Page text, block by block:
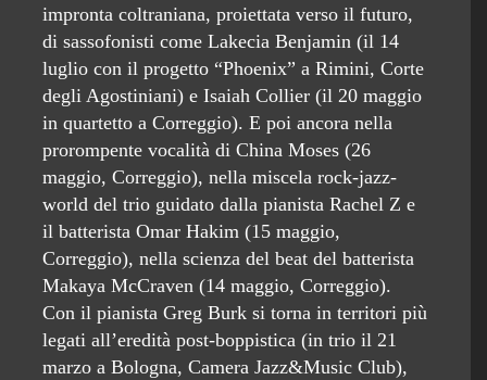
impronta coltraniana, proiettata verso il futuro,
di sassofonisti come Lakecia Benjamin (il 14
luglio con il progetto “Phoenix” a Rimini, Corte
degli Agostiniani) e Isaiah Collier (il 20 maggio
in quartetto a Correggio). E poi ancora nella
prorompente vocalità di China Moses (26
maggio, Correggio), nella miscela rock-jazz-
world del trio guidato dalla pianista Rachel Z e
il batterista Omar Hakim (15 maggio,
Correggio), nella scienza del beat del batterista
Makaya McCraven (14 maggio, Correggio).
Con il pianista Greg Burk si torna in territori più
legati all’eredità post-boppistica (in trio il 21
marzo a Bologna, Camera Jazz&Music Club),